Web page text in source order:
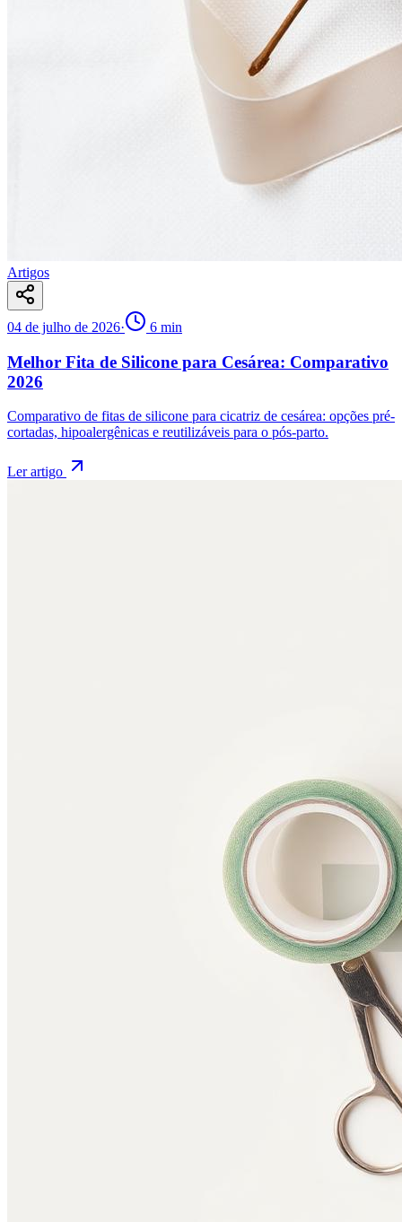
Artigos
04 de julho de 2026· 6 min
Melhor Fita de Silicone para Cesárea: Comparativo
2026
Comparativo de fitas de silicone para cicatriz de cesárea: opções pré-
cortadas, hipoalergênicas e reutilizáveis para o pós-parto.
Ler artigo